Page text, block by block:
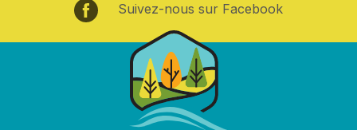
Suivez-nous sur Facebook